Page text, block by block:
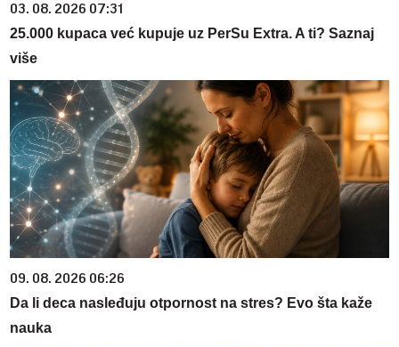
03. 08. 2026 07:31
25.000 kupaca već kupuje uz PerSu Extra. A ti? Saznaj
više
09. 08. 2026 06:26
Da li deca nasleđuju otpornost na stres? Evo šta kaže
nauka